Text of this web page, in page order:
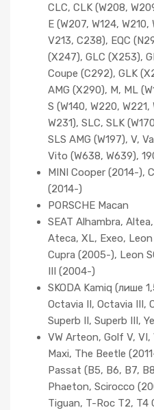
CLC, CLK (W208,
E (W207, W124, W210,
V213, C238), EQC
(X247), GLC (X253),
Coupe (C292), GLK
AMG (X290), M, ML
S (W140, W220,
W231), SLC, SLK
SLS AMG (W197), V,
Vito (W638, W639),
MINI Cooper (2014-),
(2014-)
PORSCHE Macan
SEAT Alhambra,
Ateca, XL, Exeo,
Cupra (2005-), Leon
III (2004-)
SKODA Kamiq (лише
Octavia II, Octavia III,
Superb II, Superb III,
VW Arteon, Golf V,
Maxi, The Beetle
Passat (B5, B6, B7,
Phaeton, Scirocco
Tiguan, T-Roc T2, T4